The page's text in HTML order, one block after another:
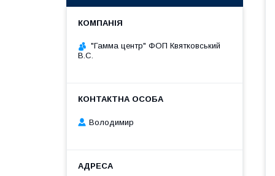
"Гамма центр" ФОП Квятковський
В.С.
Володимир